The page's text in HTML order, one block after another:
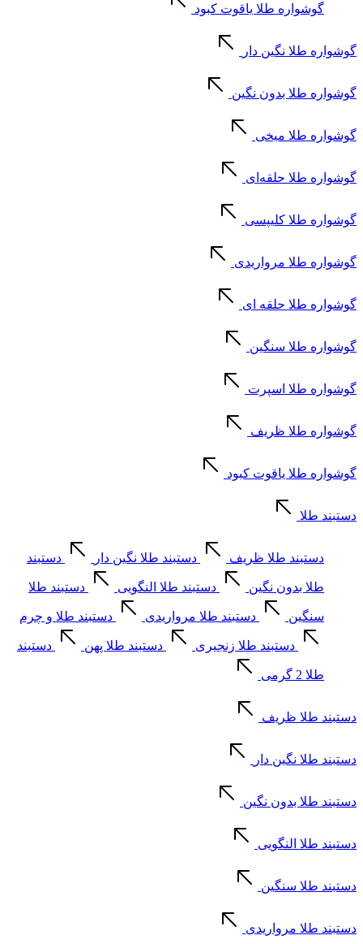
گوشواره طلا یاقوت کبود
گوشواره طلا نگین دار
گوشواره طلا بدون نگین
گوشواره طلا میخی
گوشواره طلا حلقه‌ای
گوشواره طلا کلیپسی
گوشواره طلا مرواریدی
گوشواره طلا حلقه ای
گوشواره طلا سنگین
گوشواره طلا اسپرت
گوشواره طلا ظریف
گوشواره طلا یاقوت کبود
دستبند طلا
دستبند طلا ظریف دستبند طلا نگین دار دستبند
طلا بدون نگین دستبند طلا النگویی دستبند طلا
سنگین دستبند طلا مرواریدی دستبند طلا و چرم
دستبند طلا زنجیری دستبند طلا پهن دستبند
طلا 2 گرمی
دستبند طلا ظریف
دستبند طلا نگین دار
دستبند طلا بدون نگین
دستبند طلا النگویی
دستبند طلا سنگین
دستبند طلا مرواریدی